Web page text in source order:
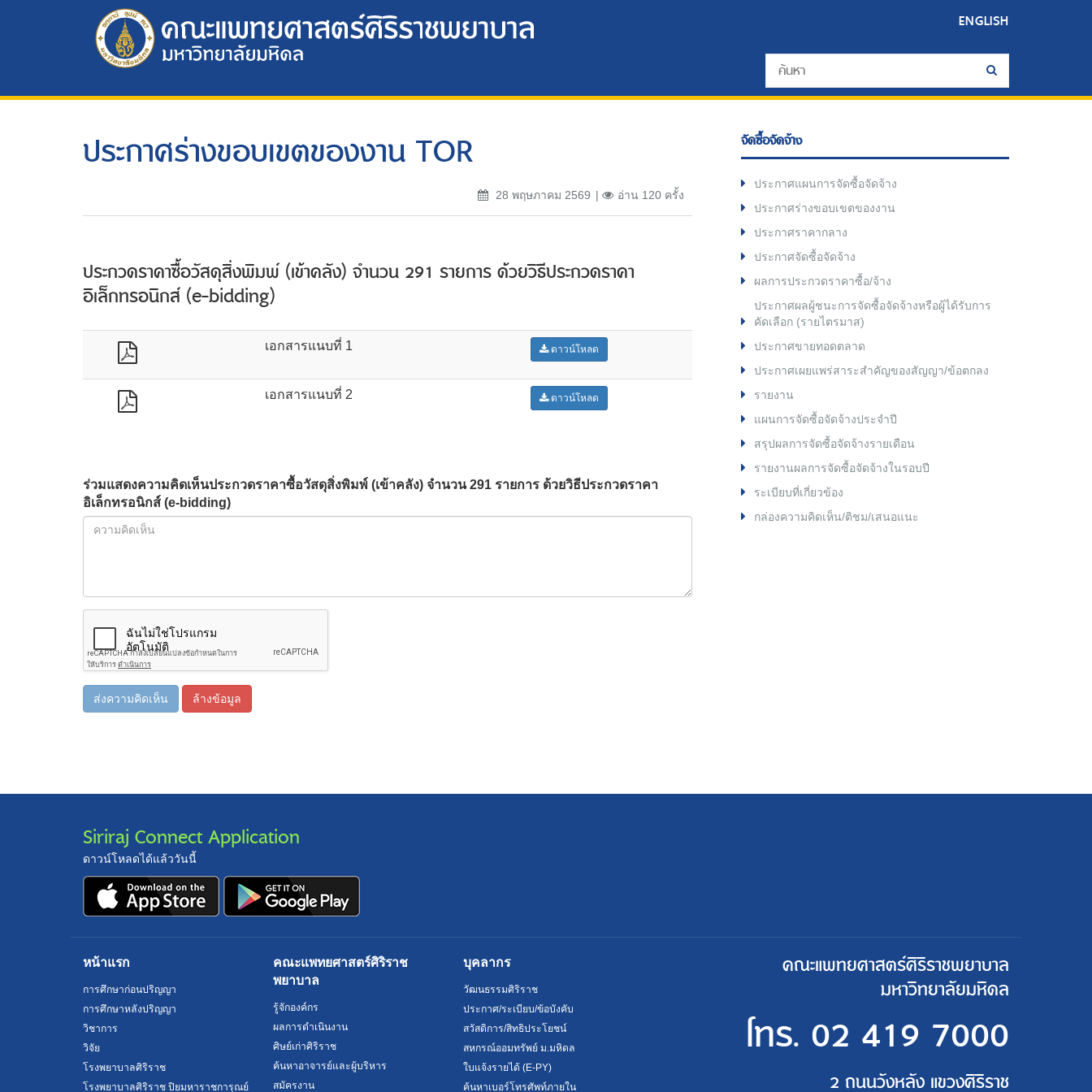
ENGLISH
ประกาศร่างขอบเขตของงาน TOR
28 พฤษภาคม 2569 อ่าน 120 ครั้ง
ประกวดราคาซื้อวัสดุสิ่งพิมพ์ (เข้าคลัง) จำนวน 291 รายการ ด้วยวิธีประกวดราคา
อิเล็กทรอนิกส์ (e-bidding)
เอกสารแนบที่ 1 ดาวน์โหลด
เอกสารแนบที่ 2 ดาวน์โหลด
ร่วมแสดงความคิดเห็นประกวดราคาซื้อวัสดุสิ่งพิมพ์ (เข้าคลัง) จำนวน 291 รายการ ด้วยวิธีประกวดราคา
อิเล็กทรอนิกส์ (e-bidding)
ส่งความคิดเห็น ล้างข้อมูล
จัดซื้อจัดจ้าง
ประกาศแผนการจัดซื้อจัดจ้าง
ประกาศร่างขอบเขตของงาน
ประกาศราคากลาง
ประกาศจัดซื้อจัดจ้าง
ผลการประกวดราคาซื้อ/จ้าง
ประกาศผลผู้ชนะการจัดซื้อจัดจ้างหรือผู้ได้รับการ
คัดเลือก (รายไตรมาส)
ประกาศขายทอดตลาด
ประกาศเผยแพร่สาระสำคัญของสัญญา/ข้อตกลง
รายงาน
แผนการจัดซื้อจัดจ้างประจำปี
สรุปผลการจัดซื้อจัดจ้างรายเดือน
รายงานผลการจัดซื้อจัดจ้างในรอบปี
ระเบียบที่เกี่ยวข้อง
กล่องความคิดเห็น/ติชม/เสนอแนะ
Siriraj Connect Application
ดาวน์โหลดได้แล้ววันนี้
หน้าแรก
การศึกษาก่อนปริญญา
การศึกษาหลังปริญญา
วิชาการ
วิจัย
โรงพยาบาลศิริราช
โรงพยาบาลศิริราช ปิยมหาราชการุณย์
คณะแพทยศาสตร์ศิริราช
พยาบาล
รู้จักองค์กร
ผลการดำเนินงาน
ศิษย์เก่าศิริราช
ค้นหาอาจารย์และผู้บริหาร
สมัครงาน
บุคลากร
วัฒนธรรมศิริราช
ประกาศ/ระเบียบ/ข้อบังคับ
สวัสดิการ/สิทธิประโยชน์
สหกรณ์ออมทรัพย์ ม.มหิดล
ใบแจ้งรายได้ (E-PY)
ค้นหาเบอร์โทรศัพท์ภายใน
คณะแพทยศาสตร์ศิริราชพยาบาล
มหาวิทยาลัยมหิดล
โทร. 02 419 7000
2 ถนนวังหลัง แขวงศิริราช